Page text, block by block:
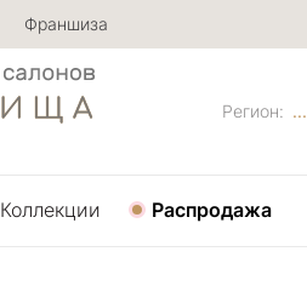
Франшиза
Регион: ...
Коллекции Распродажа